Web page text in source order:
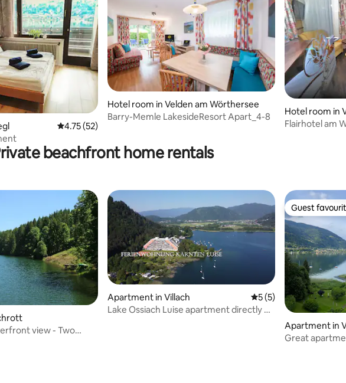
reviews
4.75 out of 5 average rating, 52 reviews
4.75 (52)
Hotel room in Velden am Wörthersee
Barry-Memle LakesideResort Apart_4-8
Hotel room in
Flairhotel am
beachfront home rentals
view - Two
Apartment in Villach 5 out of 5 average
5 (5)
Lake Ossiach Luise apartment directly on
Guest
Guest
Apartment in
Great